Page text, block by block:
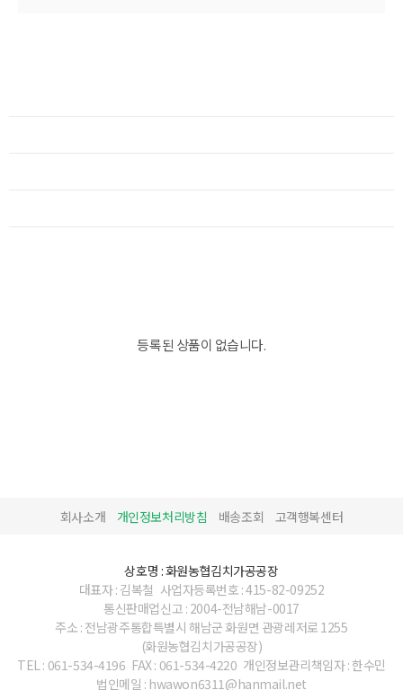
등록된 상품이 없습니다.
회사소개 개인정보처리방침 배송조회 고객행복센터
상호명 : 화원농협김치가공공장
대표자 : 김복철 사업자등록번호 : 415-82-09252
통신판매업신고 : 2004-전남해남-0017
주소 : 전남광주통합특별시 해남군 화원면 관광레저로 1255
(화원농협김치가공공장)
TEL : 061-534-4196 FAX : 061-534-4220 개인정보관리책임자 : 한수민
법인메일 : hwawon6311@hanmail.net